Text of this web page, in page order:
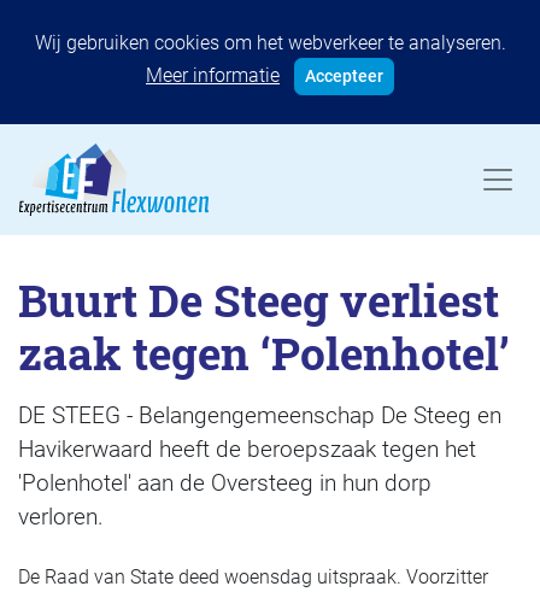
Wij gebruiken cookies om het webverkeer te analyseren.
Meer informatie
Accepteer
Buurt De Steeg verliest
zaak tegen ‘Polenhotel’
DE STEEG - Belangengemeenschap De Steeg en
Havikerwaard heeft de beroepszaak tegen het
'Polenhotel' aan de Oversteeg in hun dorp
verloren.
De Raad van State deed woensdag uitspraak. Voorzitter